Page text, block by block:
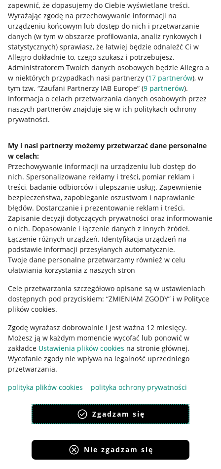
zapewnić, że dopasujemy do Ciebie wyświetlane treści.
Wyrażając zgodę na przechowywanie informacji na
urządzeniu końcowym lub dostęp do nich i przetwarzanie
danych (w tym w obszarze profilowania, analiz rynkowych i
statystycznych) sprawiasz, że łatwiej będzie odnaleźć Ci w
Allegro dokładnie to, czego szukasz i potrzebujesz.
Administratorem Twoich danych osobowych będzie Allegro a
w niektórych przypadkach nasi partnerzy (17 partnerów), w
tym tzw. “Zaufani Partnerzy IAB Europe” (9 partnerów).
Informacja o celach przetwarzania danych osobowych przez
naszych partnerów znajduje się w ich politykach ochrony
prywatności.
My i nasi partnerzy możemy przetwarzać dane personalne
w celach:
Przechowywanie informacji na urządzeniu lub dostęp do
nich. Spersonalizowane reklamy i treści, pomiar reklam i
treści, badanie odbiorców i ulepszanie usług. Zapewnienie
bezpieczeństwa, zapobieganie oszustwom i naprawianie
błędów. Dostarczanie i prezentowanie reklam i treści.
Zapisanie decyzji dotyczących prywatności oraz informowanie
o nich. Dopasowanie i łączenie danych z innych źródeł.
Łączenie różnych urządzeń. Identyfikacja urządzeń na
podstawie informacji przesyłanych automatycznie.
Twoje dane personalne przetwarzamy również w celu
ułatwiania korzystania z naszych stron
Cele przetwarzania szczegółowo opisane są w ustawieniach
dostępnych pod przyciskiem: “ZMIENIAM ZGODY” i w Polityce
plików cookies.
Zgodę wyrażasz dobrowolnie i jest ważna 12 miesięcy.
Możesz ją w każdym momencie wycofać lub ponowić w
zakładce Ustawienia plików cookies na stronie głównej.
Wycofanie zgody nie wpływa na legalność uprzedniego
przetwarzania.
polityka plików cookies
polityka ochrony prywatności
Zgadzam się
Nie zgadzam się
Nawigacja
Przydatne informacje
Jak to działa
Allegro Gadane dla sprzedających
Allegro Gadane dla kupujących
Mapa miejscowości
Informacje prawne
Regulamin
Polityka plików "cookies"
Ustawienia plików "cookies"
Udostępnianie lokalizacji
Informacje dla Aktu o Usługach Cyfrowych
Pobierz aplikację
Korzystanie z serwisu oznacza akceptacjęregulaminu